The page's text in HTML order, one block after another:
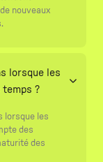
nouveaux
lorsque les
?
lorsque les
des
des